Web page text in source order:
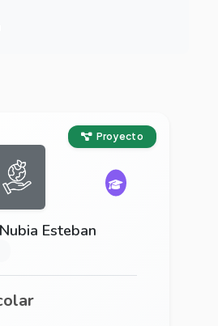
Proyecto
Esteban